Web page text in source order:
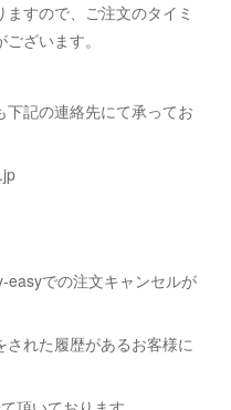
ますので、ご注文のタイミ
ざいます。
下記の連絡先にて承ってお
easyでの注文キャンセルが
れた履歴があるお客様に